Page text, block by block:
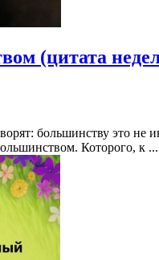
(цитата
большинству это не
Которого, к ...